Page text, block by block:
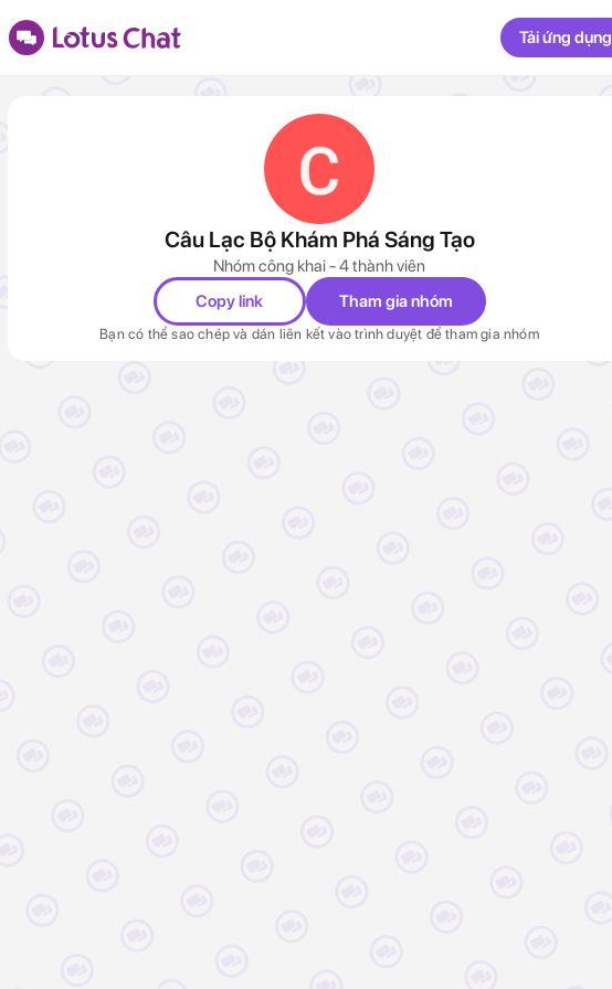
Tải ứng dụng
Câu Lạc Bộ Khám Phá Sáng Tạo
Nhóm công khai - 4 thành viên
Copy link
Tham gia nhóm
Bạn có thể sao chép và dán liên kết vào trình duyệt để tham gia nhóm